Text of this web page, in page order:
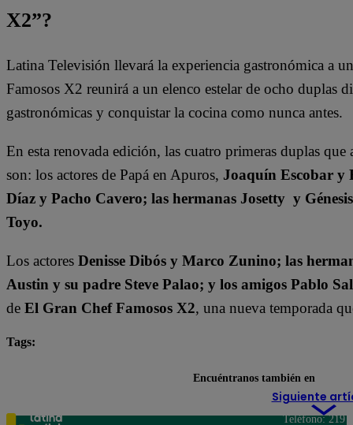
X2”?
Latina Televisión llevará la experiencia gastronómica a
Famosos X2 reunirá a un elenco estelar de ocho duplas
gastronómicas y conquistar la cocina como nunca antes.
En esta renovada edición, las cuatro primeras duplas
son: los actores de Papá en Apuros, Joaquín Escobar y
Díaz y Pacho Cavero; las hermanas Josetty y
Toyo.
Los actores Denisse Dibós y Marco Zunino; las
Austin y su padre Steve Palao; y los amigos Pablo
de El Gran Chef Famosos X2, una nueva temporada
Tags:
Siguiente
Encuéntranos también en
Teléfono: 219